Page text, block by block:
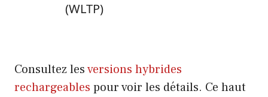
(WLTP)
Consultez lesversions hybrides
rechargeables pour voir les détails. Ce haut